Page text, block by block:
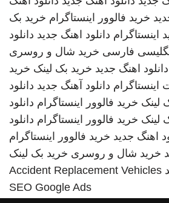
خرید فالوور اینستاگرام خرید بک
اینستاگرام دانلود اهنگ جدید دانلود
فارسی خرید شال و روسری
دانلود اهنگ جدید خرید بک لینک خرید
اینستاگرام دانلود آهنگ جدید دانلود
لینک خرید فالوور اینستاگرام دانلود
لینک خرید فالوور اینستاگرام دانلود
اهنگ جدید خرید فالوور اینستاگرام
خرید شال و روسری خرید بک لینک
Accident Replacement Vehicles
SEO Google Ads